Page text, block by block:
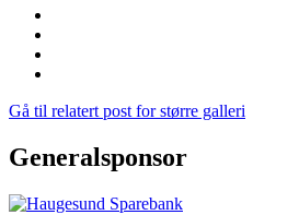
Gå til relatert post for større galleri
Generalsponsor